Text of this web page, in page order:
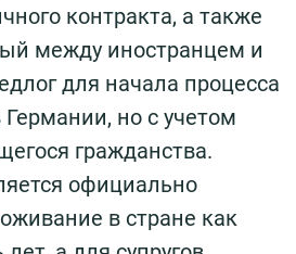
контракта, а также
между иностранцем и
для начала процесса
но с учетом
гражданства.
официально
в стране как